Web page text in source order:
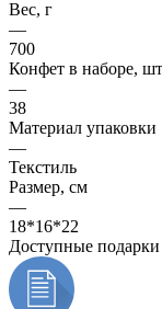
Вес, г
—
700
Конфет в наборе, шт
—
38
Материал упаковки
—
Текстиль
Размер, см
—
18*16*22
Доступные подарки